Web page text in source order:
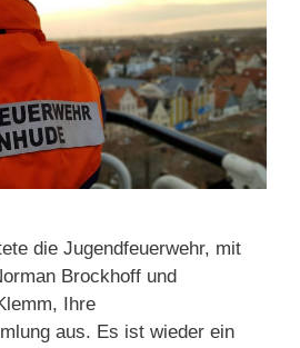
die Jugendfeuerwehr, mit
Brockhoff und
Ihre
aus. Es ist wieder ein